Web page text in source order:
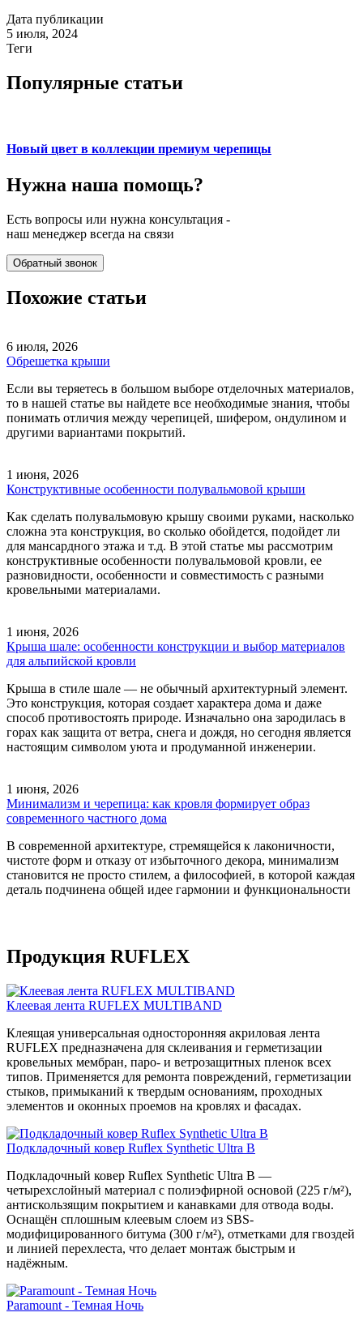
Дата публикации
5 июля, 2024
Теги
Популярные статьи
Новый цвет в коллекции премиум черепицы
Нужна наша помощь?
Есть вопросы или нужна консультация -
наш менеджер всегда на связи
Обратный звонок
Похожие статьи
6 июля, 2026
Обрешетка крыши
Если вы теряетесь в большом выборе отделочных материалов,
то в нашей статье вы найдете все необходимые знания, чтобы
понимать отличия между черепицей, шифером, ондулином и
другими вариантами покрытий.
1 июня, 2026
Конструктивные особенности полувальмовой крыши
Как сделать полувальмовую крышу своими руками, насколько
сложна эта конструкция, во сколько обойдется, подойдет ли
для мансардного этажа и т.д. В этой статье мы рассмотрим
конструктивные особенности полувальмовой кровли, ее
разновидности, особенности и совместимость с разными
кровельными материалами.
1 июня, 2026
Крыша шале: особенности конструкции и выбор материалов
для альпийской кровли
Крыша в стиле шале — не обычный архитектурный элемент.
Это конструкция, которая создает характера дома и даже
способ противостоять природе. Изначально она зародилась в
горах как защита от ветра, снега и дождя, но сегодня является
настоящим символом уюта и продуманной инженерии.
1 июня, 2026
Минимализм и черепица: как кровля формирует образ
современного частного дома
В современной архитектуре, стремящейся к лаконичности,
чистоте форм и отказу от избыточного декора, минимализм
становится не просто стилем, а философией, в которой каждая
деталь подчинена общей идее гармонии и функциональности
Продукция RUFLEX
Клеевая лента RUFLEX MULTIBAND
Клеящая универсальная односторонняя акриловая лента
RUFLEX предназначена для склеивания и герметизации
кровельных мембран, паро- и ветрозащитных пленок всех
типов. Применяется для ремонта повреждений, герметизации
стыков, примыканий к твердым основаниям, проходных
элементов и оконных проемов на кровлях и фасадах.
Подкладочный ковер Ruflex Synthetic Ultra B
Подкладочный ковер Ruflex Synthetic Ultra B —
четырехслойный материал с полиэфирной основой (225 г/м²),
антискользящим покрытием и канавками для отвода воды.
Оснащён сплошным клеевым слоем из SBS-
модифицированного битума (300 г/м²), отметками для гвоздей
и линией перехлеста, что делает монтаж быстрым и
надёжным.
Paramount - Темная Ночь